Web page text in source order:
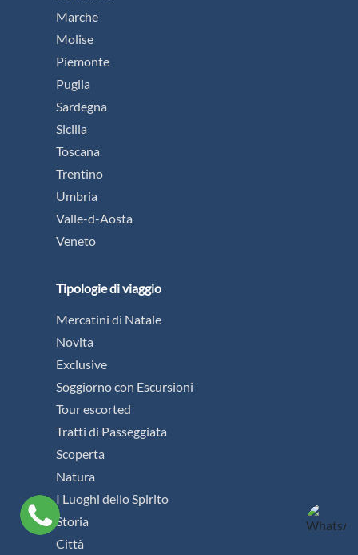
Marche
Molise
Piemonte
Puglia
Sardegna
Sicilia
Toscana
Trentino
Umbria
Valle-d-Aosta
Veneto
Tipologie di viaggio
Mercatini di Natale
Novita
Exclusive
Soggiorno con Escursioni
Tour escorted
Tratti di Passeggiata
Scoperta
Natura
I Luoghi dello Spirito
Storia
Città